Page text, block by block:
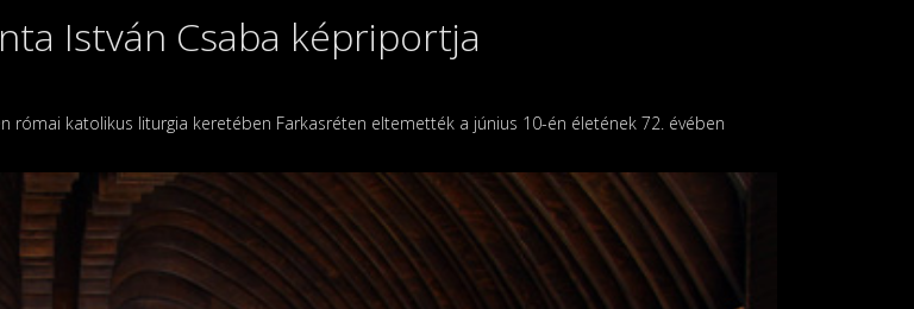
István Csaba képriportja
római katolikus liturgia keretében Farkasréten eltemették a június 10-én életének 72. évében